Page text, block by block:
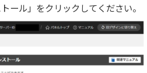
ール」をクリックしてください。